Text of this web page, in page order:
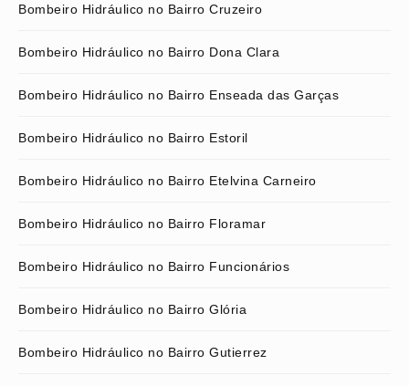
Bombeiro Hidráulico no Bairro Cruzeiro
Bombeiro Hidráulico no Bairro Dona Clara
Bombeiro Hidráulico no Bairro Enseada das Garças
Bombeiro Hidráulico no Bairro Estoril
Bombeiro Hidráulico no Bairro Etelvina Carneiro
Bombeiro Hidráulico no Bairro Floramar
Bombeiro Hidráulico no Bairro Funcionários
Bombeiro Hidráulico no Bairro Glória
Bombeiro Hidráulico no Bairro Gutierrez